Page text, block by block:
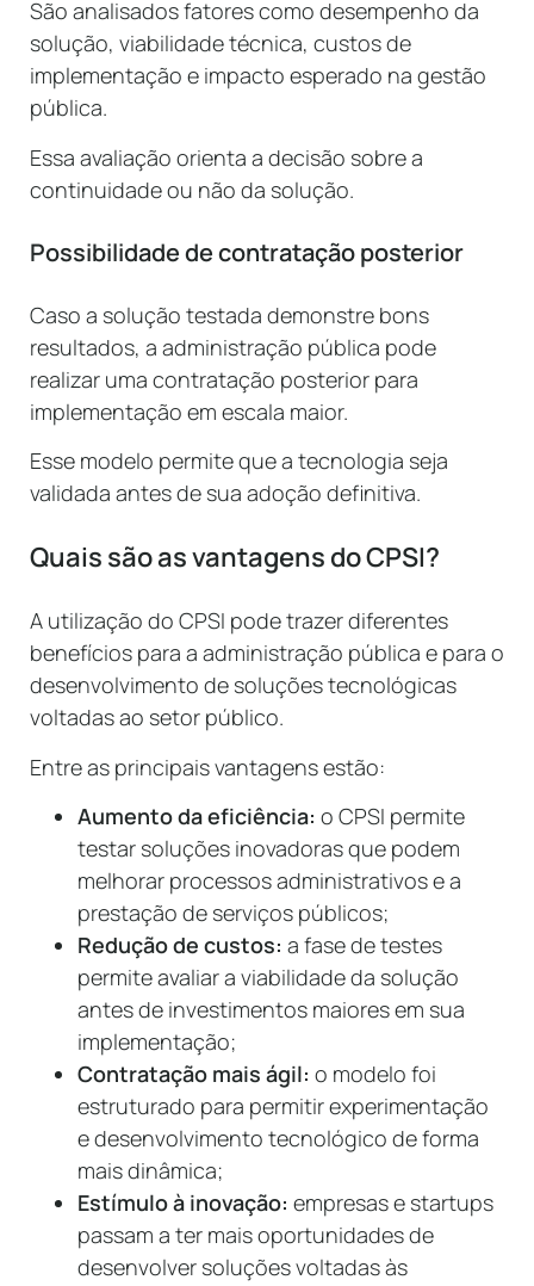
São analisados fatores como desempenho da
solução, viabilidade técnica, custos de
implementação e impacto esperado na gestão
pública.
Essa avaliação orienta a decisão sobre a
continuidade ou não da solução.
Possibilidade de contratação posterior
Caso a solução testada demonstre bons
resultados, a administração pública pode
realizar uma contratação posterior para
implementação em escala maior.
Esse modelo permite que a tecnologia seja
validada antes de sua adoção definitiva.
Quais são as vantagens do CPSI?
A utilização do CPSI pode trazer diferentes
benefícios para a administração pública e para o
desenvolvimento de soluções tecnológicas
voltadas ao setor público.
Entre as principais vantagens estão:
Aumento da eficiência: o CPSI permite
testar soluções inovadoras que podem
melhorar processos administrativos e a
prestação de serviços públicos;
Redução de custos: a fase de testes
permite avaliar a viabilidade da solução
antes de investimentos maiores em sua
implementação;
Contratação mais ágil: o modelo foi
estruturado para permitir experimentação
e desenvolvimento tecnológico de forma
mais dinâmica;
Estímulo à inovação: empresas e startups
passam a ter mais oportunidades de
desenvolver soluções voltadas às